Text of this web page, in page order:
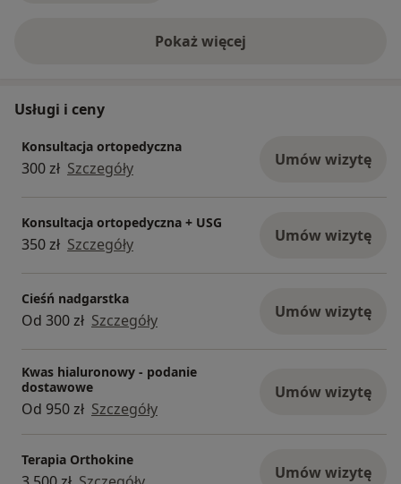
Pokaż więcejo doświadczeniu
Usługi i ceny
Konsultacja ortopedyczna
300 zł Szczegóły Umów wizytę
Konsultacja ortopedyczna + USG
350 zł Szczegóły Umów wizytę
Cieśń nadgarstka
Od 300 zł Szczegóły Umów wizytę
Kwas hialuronowy - podanie
dostawowe
Od 950 zł Szczegóły
Umów wizytę
Terapia Orthokine
Umów wizytę